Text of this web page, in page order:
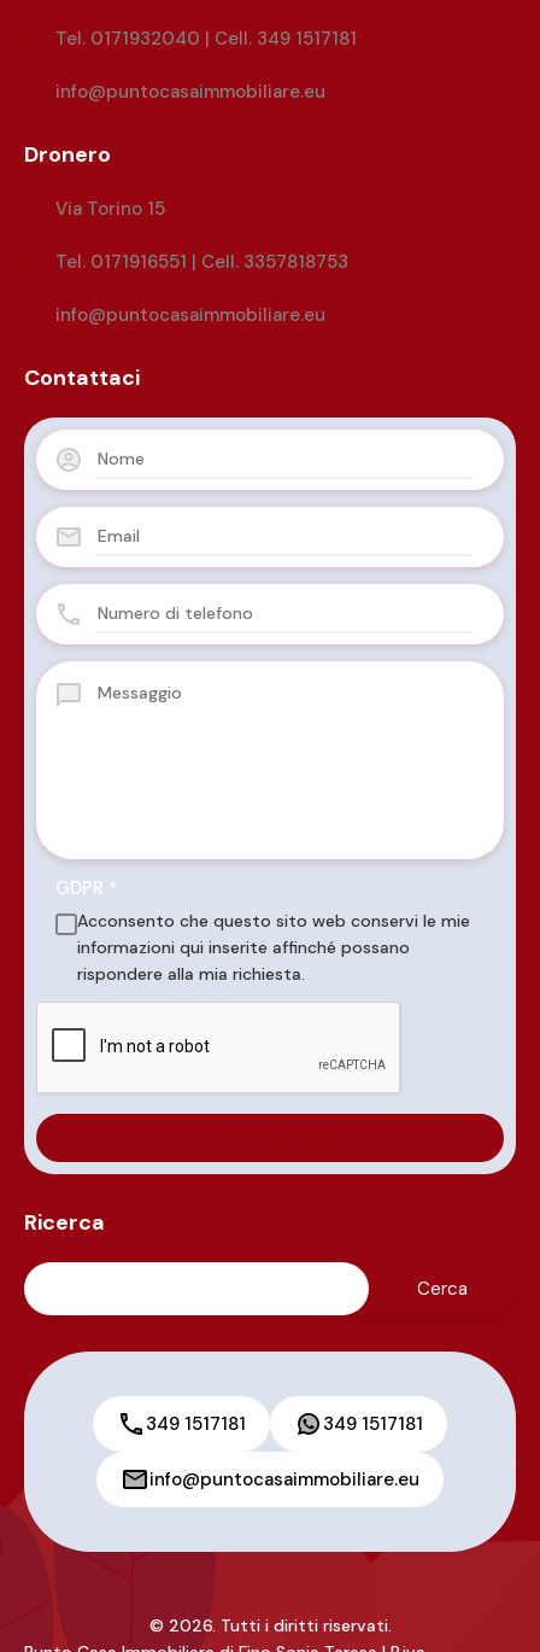
Tel. 0171932040 | Cell. 349 1517181
info@puntocasaimmobiliare.eu
Dronero
Via Torino 15
Tel. 0171916551 | Cell. 3357818753
info@puntocasaimmobiliare.eu
Contattaci
GDPR *
Acconsento che questo sito web conservi le mie
informazioni qui inserite affinché possano
rispondere alla mia richiesta.
Ricerca
349 1517181 349 1517181
info@puntocasaimmobiliare.eu
© 2026. Tutti i diritti riservati.